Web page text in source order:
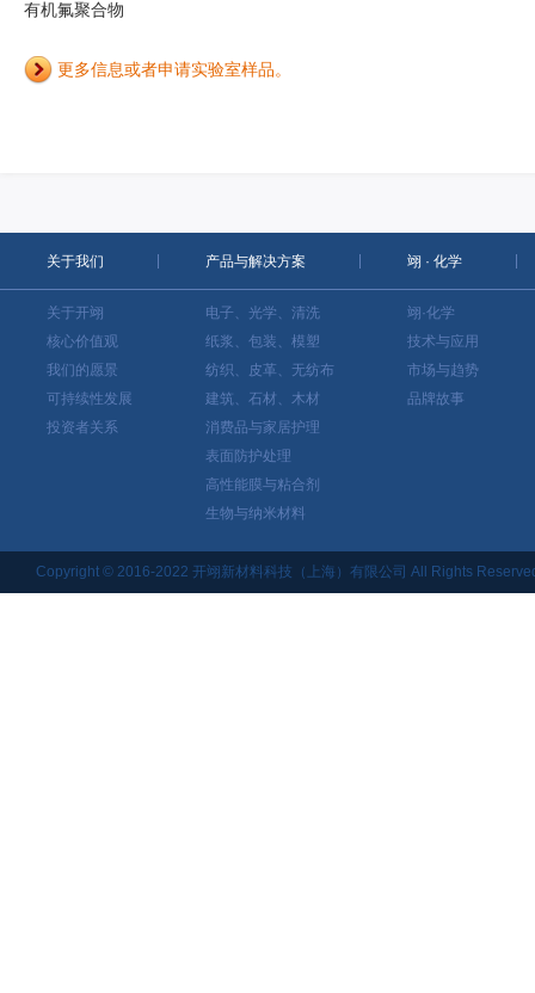
有机氟聚合物
更多信息或者申请实验室样品。
关于我们
关于开翊
核心价值观
我们的愿景
可持续性发展
投资者关系
产品与解决方案
电子、光学、清洗
纸浆、包装、模塑
纺织、皮革、无纺布
建筑、石材、木材
消费品与家居护理
表面防护处理
高性能膜与粘合剂
生物与纳米材料
翊 · 化学
翊·化学
技术与应用
市场与趋势
品牌故事
Copyright © 2016-2022 开翊新材料科技（上海）有限公司 All Rights